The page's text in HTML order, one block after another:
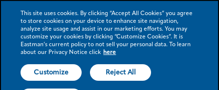
© 2026 Eastman Chemical Company o sus subsidiarias. Todos los derechos
reservados. Como se usa en el presente documento, ® denota el estatus
This site uses cookies. By clicking “Accept All Cookies” you agree
to store cookies on your device to enhance site navigation,
analyze site usage and assist in our marketing efforts. You may
customize your cookies by clicking “Customize Cookies”. It is
Eastman’s current policy to not sell your personal data. To learn
about our Privacy Notice click here
Customize Reject All